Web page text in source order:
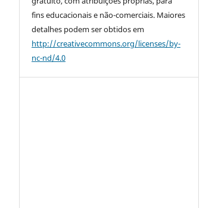
fins educacionais e não-comerciais. Maiores
detalhes podem ser obtidos em
http://creativecommons.org/licenses/by-
nc-nd/4.0